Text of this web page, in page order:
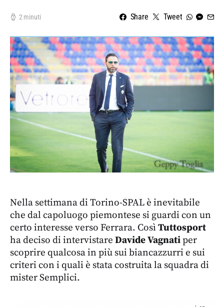
2 minuti Share Tweet
Nella settimana di Torino-SPAL è inevitabile
che dal capoluogo piemontese si guardi con un
certo interesse verso Ferrara. Così Tuttosport
ha deciso di intervistare Davide Vagnatiper
scoprire qualcosa in più sui biancazzurri e sui
criteri con i quali è stata costruita la squadra di
mister Semplici.